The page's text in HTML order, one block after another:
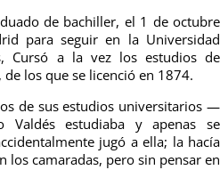
de bachiller, el 1 de octubre
para seguir en la Universidad
Cursó a la vez los estudios de
los que se licenció en 1874.
de sus estudios universitarios —
Valdés estudiaba y apenas se
jugó a ella; la hacía
los camaradas, pero sin pensar en